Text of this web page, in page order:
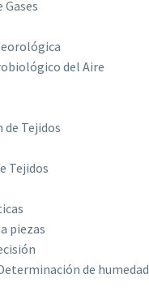
Gases
del Aire
de Tejidos
Tejidos
piezas
de humedad